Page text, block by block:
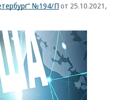
№194/П от 25.10.2021,